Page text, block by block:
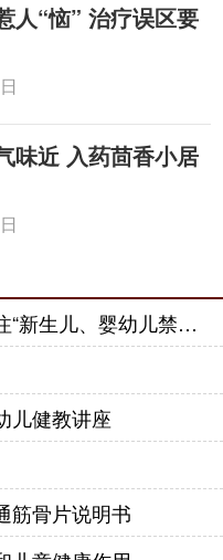
人“恼” 治疗误区要
味近 入药茴香小居
国家药监局：蟾酥注射液应标注“新生儿、婴幼儿禁用”
儿健教讲座
筋骨片说明书